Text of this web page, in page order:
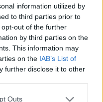
information utilized by
to third parties prior to
out of the further
by third parties on the
This information may
on the IAB’s List of
further disclose it to other
Outs